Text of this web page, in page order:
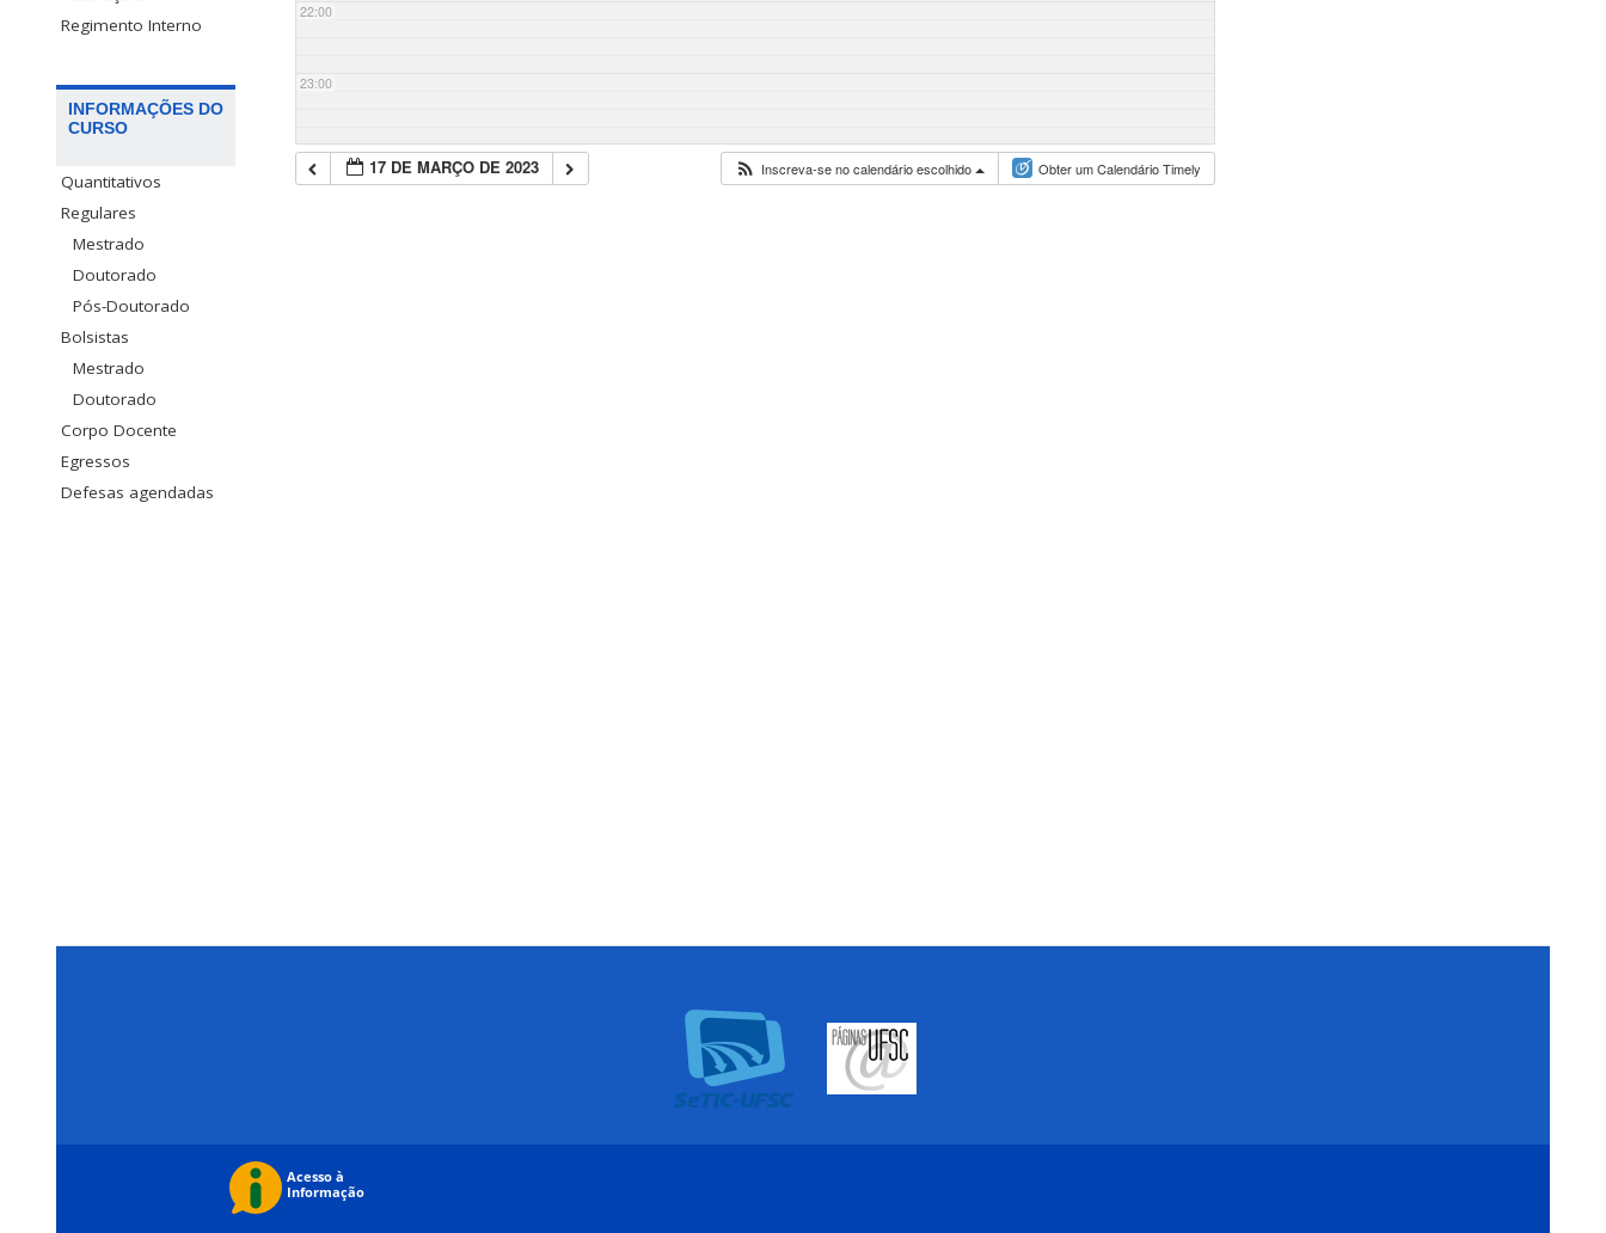
Regimento Interno
INFORMAÇÕES DO
CURSO
Quantitativos
Regulares
Mestrado
Doutorado
Pós-Doutorado
Bolsistas
Mestrado
Doutorado
Corpo Docente
Egressos
Defesas agendadas
22:00
23:00
17 DE MARÇO DE 2023 Inscreva-se no calendário escolhido Obter um Calendário Timely